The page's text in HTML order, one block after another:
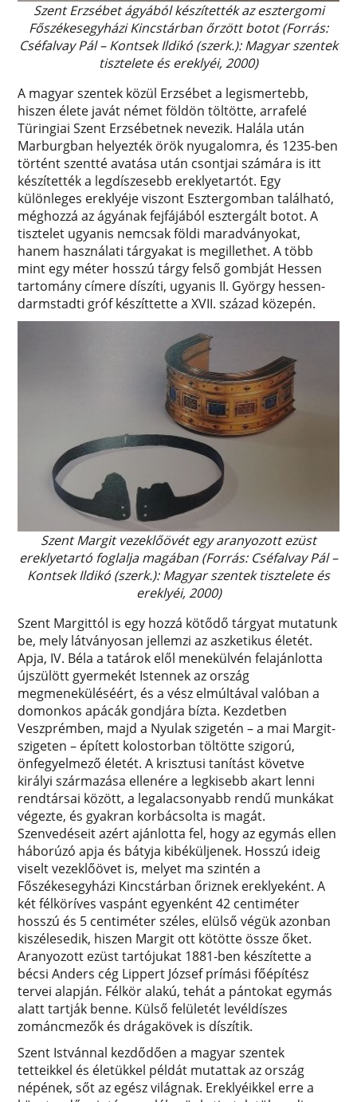
Szent Erzsébet ágyából készítették az esztergomi
Főszékesegyházi Kincstárban őrzött botot (Forrás:
Cséfalvay Pál – Kontsek Ildikó (szerk.): Magyar szentek
tisztelete és ereklyéi, 2000)
A magyar szentek közül Erzsébet a legismertebb,
hiszen élete javát német földön töltötte, arrafelé
Türingiai Szent Erzsébetnek nevezik. Halála után
Marburgban helyezték örök nyugalomra, és 1235-ben
történt szentté avatása után csontjai számára is itt
készítették a legdíszesebb ereklyetartót. Egy
különleges ereklyéje viszont Esztergomban található,
méghozzá az ágyának fejfájából esztergált botot. A
tisztelet ugyanis nemcsak földi maradványokat,
hanem használati tárgyakat is megillethet. A több
mint egy méter hosszú tárgy felső gombját Hessen
tartomány címere díszíti, ugyanis II. György hessen-
darmstadti gróf készíttette a XVII. század közepén.
Szent Margit vezeklőövét egy aranyozott ezüst
ereklyetartó foglalja magában (Forrás: Cséfalvay Pál –
Kontsek Ildikó (szerk.): Magyar szentek tisztelete és
ereklyéi, 2000)
Szent Margittól is egy hozzá kötődő tárgyat mutatunk
be, mely látványosan jellemzi az aszketikus életét.
Apja, IV. Béla a tatárok elől menekülvén felajánlotta
újszülött gyermekét Istennek az ország
megmeneküléséért, és a vész elmúltával valóban a
domonkos apácák gondjára bízta. Kezdetben
Veszprémben, majd a Nyulak szigetén – a mai Margit-
szigeten – épített kolostorban töltötte szigorú,
önfegyelmező életét. A krisztusi tanítást követve
királyi származása ellenére a legkisebb akart lenni
rendtársai között, a legalacsonyabb rendű munkákat
végezte, és gyakran korbácsolta is magát.
Szenvedéseit azért ajánlotta fel, hogy az egymás ellen
háborúzó apja és bátyja kibéküljenek. Hosszú ideig
viselt vezeklőövet is, melyet ma szintén a
Főszékesegyházi Kincstárban őriznek ereklyeként. A
két félköríves vaspánt egyenként 42 centiméter
hosszú és 5 centiméter széles, elülső végük azonban
kiszélesedik, hiszen Margit ott kötötte össze őket.
Aranyozott ezüst tartójukat 1881-ben készítette a
bécsi Anders cég Lippert József prímási főépítész
tervei alapján. Félkör alakú, tehát a pántokat egymás
alatt tartják benne. Külső felületét levéldíszes
zománcmezők és drágakövek is díszítik.
Szent Istvánnal kezdődően a magyar szentek
tetteikkel és életükkel példát mutattak az ország
népének, sőt az egész világnak. Ereklyéikkel erre a